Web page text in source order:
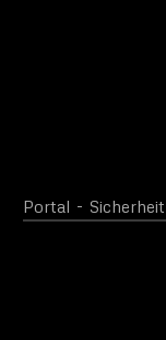
Portal - Sicherheit